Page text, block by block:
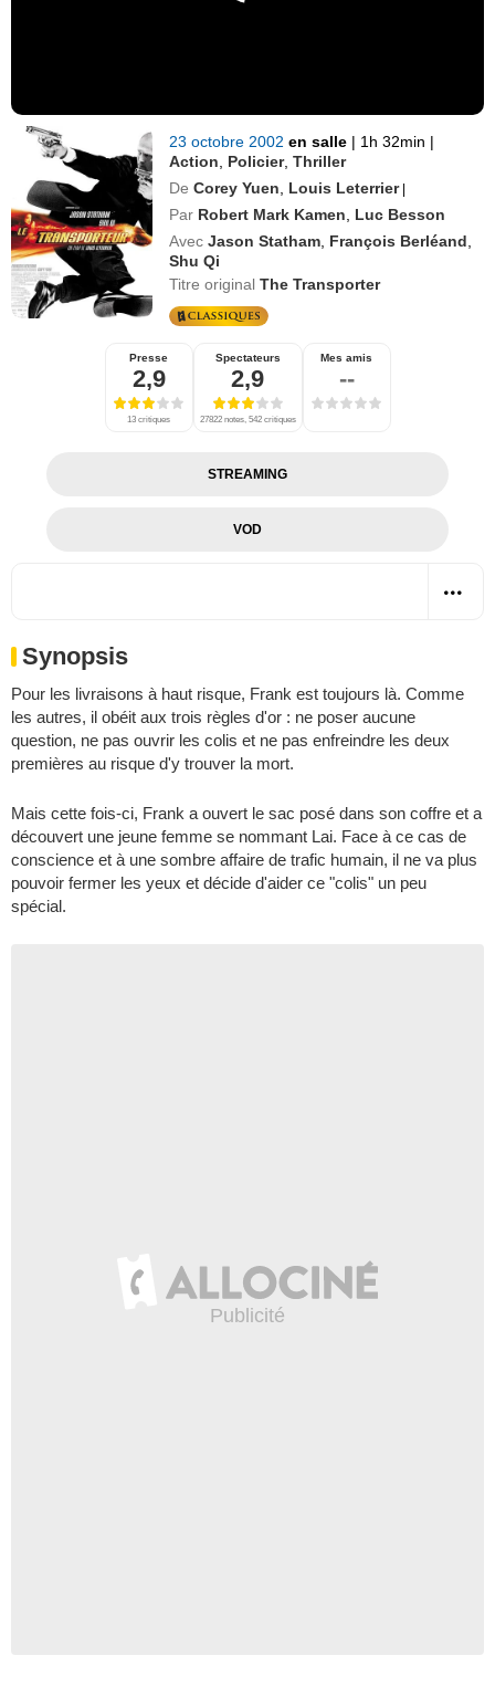
23 octobre 2002en salle | 1h 32min |
Action
Policier,Thriller
De Corey Yuen Louis Leterrier |
Par Robert Mark Kamen
Luc Besson
Avec Jason Statham François Berléand
Shu Qi
Titre originalThe Transporter
Presse
2,9
13 critiques
Spectateurs
2,9
27822 notes, 542 critiques
Mes amis
--
STREAMING
VOD
Synopsis
Pour les livraisons à haut risque, Frank est toujours là. Comme
les autres, il obéit aux trois règles d'or : ne poser aucune
question, ne pas ouvrir les colis et ne pas enfreindre les deux
premières au risque d'y trouver la mort.
Mais cette fois-ci, Frank a ouvert le sac posé dans son coffre et a
découvert une jeune femme se nommant Lai. Face à ce cas de
conscience et à une sombre affaire de trafic humain, il ne va plus
pouvoir fermer les yeux et décide d'aider ce "colis" un peu
spécial.